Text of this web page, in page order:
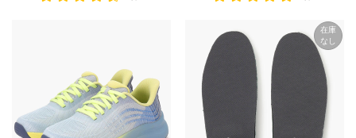
在庫
なし